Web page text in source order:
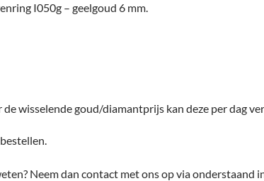
I050g – geelgoud 6 mm.
wisselende goud/diamantprijs kan deze per dag
Neem dan contact met ons op via onderstaand